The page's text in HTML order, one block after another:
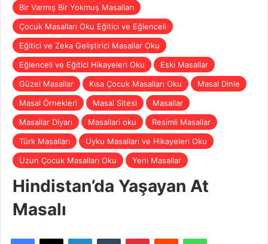
Bir Varmış Bir Yokmuş Masalları
Çocuk Masalları Oku Eğitici ve Eğlenceli
Eğitici ve Zeka Geliştirici Masallar Oku
Eğlenceli ve Eğitici Hikayeleri Oku
Eski Masallar
Güzel Masallar
Kısa Çocuk Masalları Oku
Masal Dinle
Masal Örnekleri
Masal Sitesi
Masallar
Masallar Diyarı
Masallari oku
Resimli Masallar
Türk Masalları
Uyku Masalları ve Hikayeleri Oku
Uzun Çocuk Masalları Oku
Yeni Masallar
Hindistan’da Yaşayan At
Masalı
Facebook
X LinkedInTumblr PinterestReddit WhatsApp